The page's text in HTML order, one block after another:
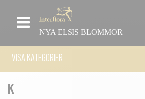
NYA ELSIS BLOMMOR
VISA KATEGORIER
K